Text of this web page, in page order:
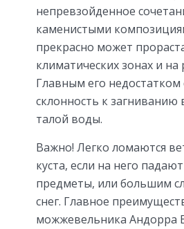
непревзойденное
каменистыми
прекрасно может
климатических зонах и на
Главным его недостатком
склонность к загниванию
талой воды.
Важно! Легко ломаются
куста, если на него
предметы, или большим
снег. Главное
можжевельника Андорра